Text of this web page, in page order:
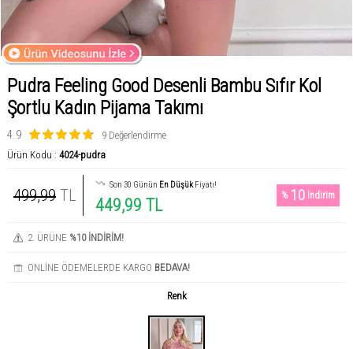
Pudra Feeling Good Desenli Bambu Sıfır Kol
Şortlu Kadın Pijama Takımı
4.9
9 Değerlendirme
Ürün Kodu : 4024-pudra
499,99 TL
Son 30 Günün En DüşükFiyatı!
449,99 TL %10 İndirim
2. ÜRÜNE %10 İNDİRİM!
ONLİNE ÖDEMELERDE KARGO BEDAVA!
Renk